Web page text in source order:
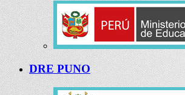
DRE PUNO